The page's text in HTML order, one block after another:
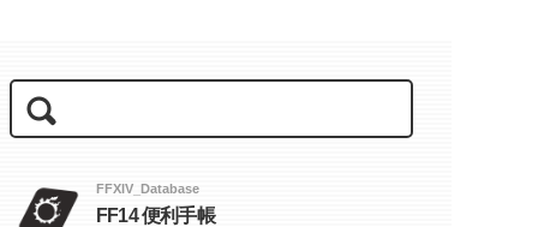
FFXIV_Database
FF14 便利手帳